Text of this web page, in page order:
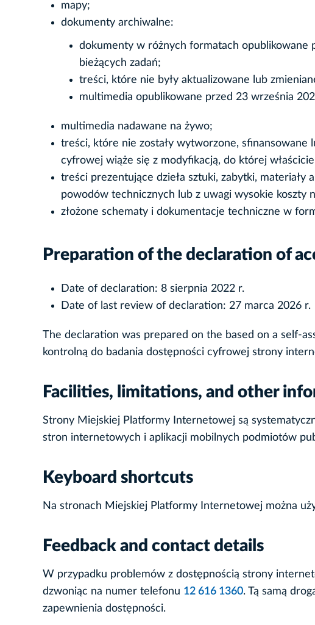
mapy;
dokumenty archiwalne:
dokumenty w różnych formatach opublikowane
bieżących zadań;
treści, które nie były aktualizowane lub
multimedia opublikowane przed 23 września
multimedia nadawane na żywo;
treści, które nie zostały wytworzone, sfinansowane
cyfrowej wiąże się z modyfikacją, do której
treści prezentujące dzieła sztuki, zabytki,
powodów technicznych lub z uwagi wysokie koszty
złożone schematy i dokumentacje techniczne w
Preparation of the declaration of
Date of declaration: 8 sierpnia 2022 r.
Date of last review of declaration: 27 marca 2026 r.
The declaration was prepared on the based on a self-
kontrolną do badania dostępności cyfrowej strony
Facilities, limitations, and other
Strony Miejskiej Platformy Internetowej są
stron internetowych i aplikacji mobilnych podmiotów
Keyboard shortcuts
Na stronach Miejskiej Platformy Internetowej można
Feedback and contact details
W przypadku problemów z dostępnością strony
dzwoniąc na numer telefonu 12 616 1360. Tą samą
zapewnienia dostępności.